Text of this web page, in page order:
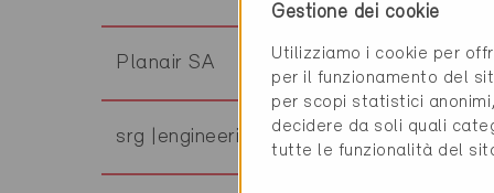
Planair SA
srg |engineering
Gestione dei cookie
Utilizziamo i cookie per
per il funzionamento del
per scopi statistici
decidere da soli quali
tutte le funzionalità del